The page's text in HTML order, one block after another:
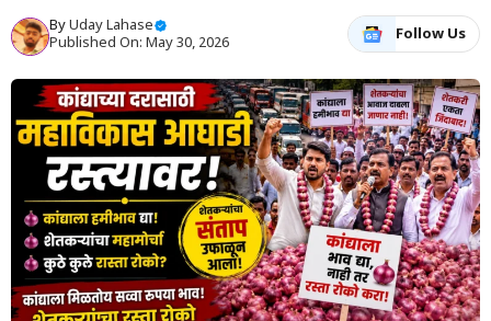
ByUday Lahase
Published On: May 30, 2026
Follow Us